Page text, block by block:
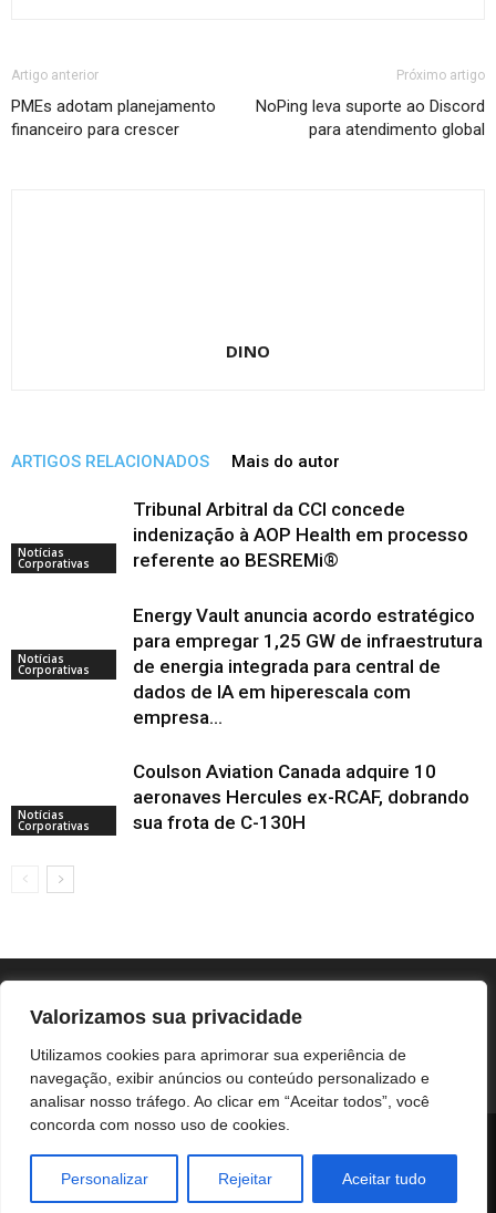
Valorizamos sua privacidade
Utilizamos cookies para aprimorar sua experiência de
navegação, exibir anúncios ou conteúdo personalizado e
analisar nosso tráfego. Ao clicar em “Aceitar todos”, você
concorda com nosso uso de cookies.
Personalizar Rejeitar Aceitar tudo
Artigo anterior
PMEs adotam planejamento
financeiro para crescer
Próximo artigo
NoPing leva suporte ao Discord
para atendimento global
DINO
ARTIGOS RELACIONADOS Mais do autor
Notícias
Corporativas
Tribunal Arbitral da CCI concede
indenização à AOP Health em processo
referente ao BESREMi®
Notícias
Corporativas
Energy Vault anuncia acordo estratégico
para empregar 1,25 GW de infraestrutura
de energia integrada para central de
dados de IA em hiperescala com
empresa...
Notícias
Corporativas
Coulson Aviation Canada adquire 10
aeronaves Hercules ex-RCAF, dobrando
sua frota de C-130H
NOTÍCIAS CORPORATIVAS
© Botucatuonline.com - email: redacao@botucatuonline.com